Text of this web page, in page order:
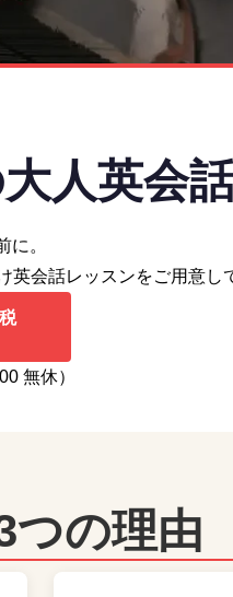
人英会話
に。
英会話レッスンをご用意し
無休）
つの理由